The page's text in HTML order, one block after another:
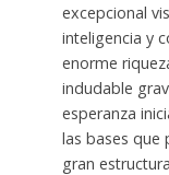
excepcional
inteligencia y
enorme
indudable
esperanza
las bases que
gran